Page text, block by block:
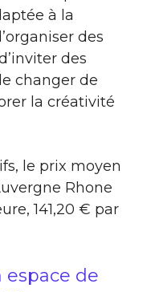
à la
des
des
changer de
la créativité
le prix moyen
Rhone
141,20 € par
de